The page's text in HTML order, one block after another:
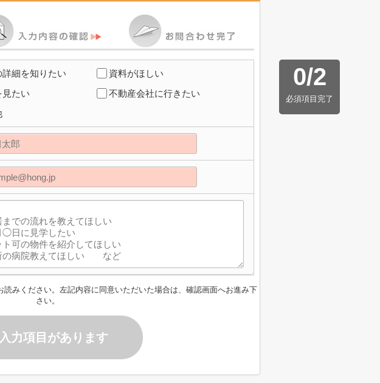
0/2
必須項目完了
詳細を知りたい
資料がほしい
たい
不動産会社に行きたい
読みください。左記内容に同意いただいた場合は、確認画面へお進み下
さい。
力項目があります